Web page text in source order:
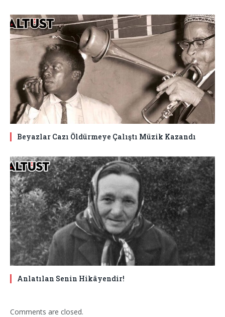
Beyazlar Cazı Öldürmeye Çalıştı Müzik Kazandı
Anlatılan Senin Hikâyendir!
Comments are closed.